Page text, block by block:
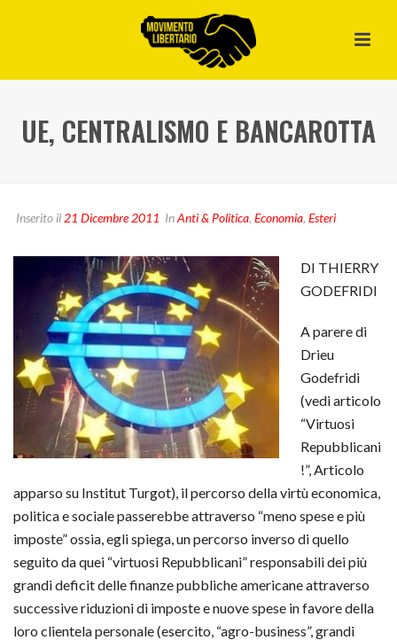
UE, CENTRALISMO E BANCAROTTA
Inserito il 21 Dicembre 2011 InAnti & Politica, Economia, Esteri
DI THIERRY
GODEFRIDI
A parere di
Drieu
Godefridi
(vedi articolo
“Virtuosi
Repubblicani
!”, Articolo
apparso su Institut Turgot), il percorso della virtù economica,
politica e sociale passerebbe attraverso “meno spese e più
imposte” ossia, egli spiega, un percorso inverso di quello
seguito da quei “virtuosi Repubblicani” responsabili dei più
grandi deficit delle finanze pubbliche americane attraverso
successive riduzioni di imposte e nuove spese in favore della
loro clientela personale (esercito, “agro-business”, grandi